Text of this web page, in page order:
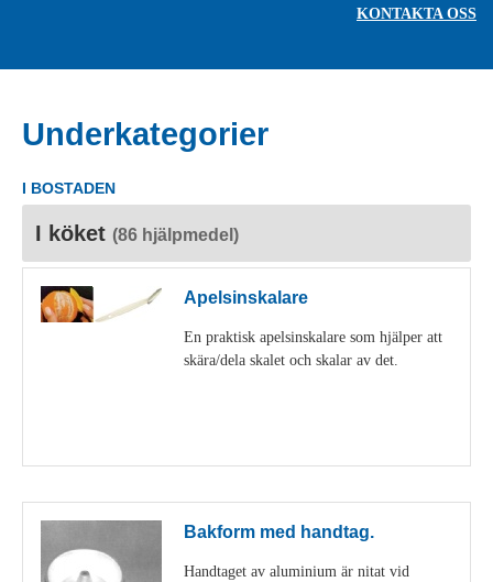
KONTAKTA OSS
Underkategorier
I BOSTADEN
I köket (86 hjälpmedel)
Apelsinskalare
En praktisk apelsinskalare som hjälper att
skära/dela skalet och skalar av det.
Bakform med handtag.
Handtaget av aluminium är nitat vid